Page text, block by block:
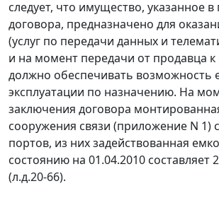
следует, что имущество, указанное в
договора, предназначено для
(услуг по передачи данных и
и на момент передачи от продавца
должно обеспечивать возможность
эксплуатации по назначению. На
заключения договора
сооружения связи (приложение N 1)
портов, из них задействованная
состоянию на 01.04.2010 составляет
(л.д.20-66).